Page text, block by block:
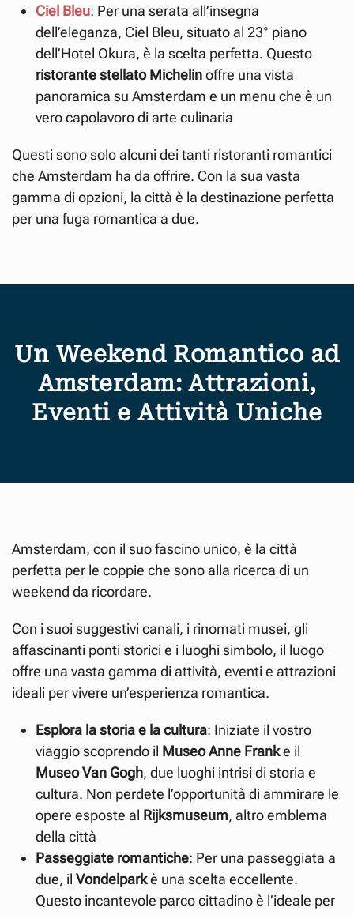
Ciel Bleu: Per una serata all’insegna
dell’eleganza, Ciel Bleu, situato al 23° piano
dell’Hotel Okura, è la scelta perfetta. Questo
ristorante stellato Michelinoffre una vista
panoramica su Amsterdam e un menu che è un
vero capolavoro di arte culinaria
Questi sono solo alcuni dei tanti ristoranti romantici
che Amsterdam ha da offrire. Con la sua vasta
gamma di opzioni, la città è la destinazione perfetta
per una fuga romantica a due.
Un Weekend Romantico ad
Amsterdam: Attrazioni,
Eventi e Attività Uniche
Amsterdam, con il suo fascino unico, è la città
perfetta per le coppie che sono alla ricerca di un
weekend da ricordare.
Con i suoi suggestivi canali, i rinomati musei, gli
affascinanti ponti storici e i luoghi simbolo, il luogo
offre una vasta gamma di attività, eventi e attrazioni
ideali per vivere un’esperienza romantica.
Esplora la storia e la cultura: Iniziate il vostro
viaggio scoprendo il Museo Anne Franke il
Museo Van Gogh, due luoghi intrisi di storia e
cultura. Non perdete l’opportunità di ammirare le
opere esposte al Rijksmuseum, altro emblema
della città
Passeggiate romantiche: Per una passeggiata a
due, il Vondelparkè una scelta eccellente.
Questo incantevole parco cittadino è l’ideale per